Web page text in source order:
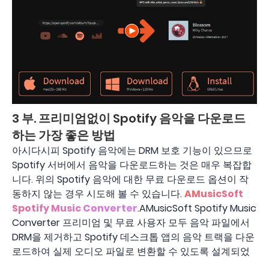
3 부. 프리미엄없이 Spotify 음악을 다운로드
하는 가장 좋은 방법
아시다시피 Spotify 음악에는 DRM 보호 기능이 있으므로
Spotify 서버에서 음악을 다운로드하는 것은 매우 복잡합
니다. 위의 Spotify 음악에 대한 무료 다운로드 옵션이 작
동하지 않는 경우 시도해 볼 수 있습니다.AMusicSoft
Spotify Music Converter.AMusicSoft Spotify Music
Converter 프리미엄 및 무료 사용자 모두 음악 파일에서
DRM을 제거하고 Spotify 데스크톱 앱의 음악 트랙을 다운
로드하여 실제 오디오 파일로 변환할 수 있도록 설계되었